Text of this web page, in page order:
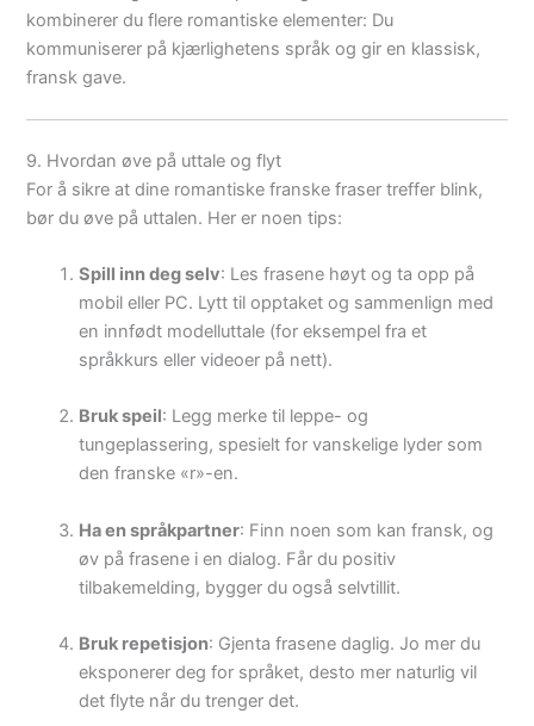
kombinerer du flere romantiske elementer: Du
kommuniserer på kjærlighetens språk og gir en klassisk,
fransk gave.
9. Hvordan øve på uttale og flyt
For å sikre at dine romantiske franske fraser treffer blink,
bør du øve på uttalen. Her er noen tips:
Spill inn deg selv: Les frasene høyt og ta opp på
mobil eller PC. Lytt til opptaket og sammenlign med
en innfødt modelluttale (for eksempel fra et
språkkurs eller videoer på nett).
Bruk speil: Legg merke til leppe- og
tungeplassering, spesielt for vanskelige lyder som
den franske «r»-en.
Ha en språkpartner: Finn noen som kan fransk, og
øv på frasene i en dialog. Får du positiv
tilbakemelding, bygger du også selvtillit.
Bruk repetisjon: Gjenta frasene daglig. Jo mer du
eksponerer deg for språket, desto mer naturlig vil
det flyte når du trenger det.